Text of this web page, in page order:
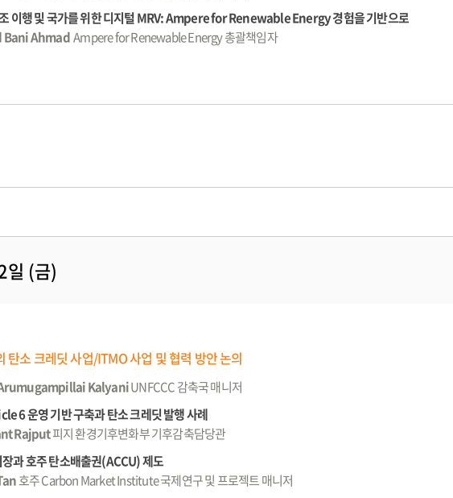
이행 및 국가를 위한 디지털 MRV: Ampere for Renewable Energy 경험을 기반으로
AhmadAmpere for Renewable Energy 총괄책임자
일 (금)
탄소 크레딧 사업/ITMO 사업 및 협력 방안 논의
KalyaniUNFCCC 감축국 매니저
6 운영 기반 구축과 탄소 크레딧 발행 사례
Rajput피지 환경기후변화부 기후감축담당관
과 호주 탄소배출권(ACCU) 제도
호주 Carbon Market Institute 국제연구 및 프로젝트 매니저